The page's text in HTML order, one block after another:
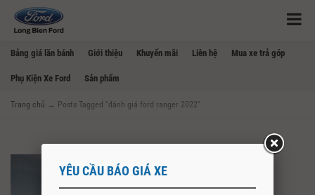
Bảng giá lăn bánh Giới thiệu Khuyến mãi Liên hệ Mua xe trả góp
Phụ Kiện Xe Ford Sản phẩm
Trang chủ → Posts Tagged "đánh giá ford ranger 2022"
YÊU CẦU BÁO GIÁ XE